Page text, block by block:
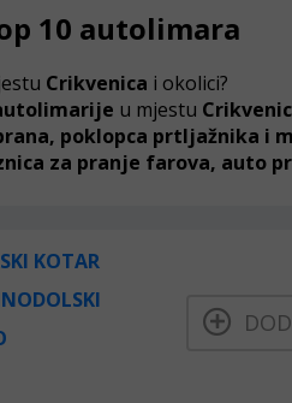
10 autolimara
Crikvenica i okolici?
u mjestu
poklopca prtljažnika i
za pranje farova, auto
KOTAR